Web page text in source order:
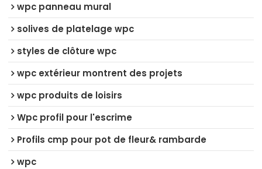
wpc panneau mural
solives de platelage wpc
styles de clôture wpc
wpc extérieur montrent des projets
wpc produits de loisirs
Wpc profil pour l'escrime
Profils cmp pour pot de fleur& rambarde
wpc